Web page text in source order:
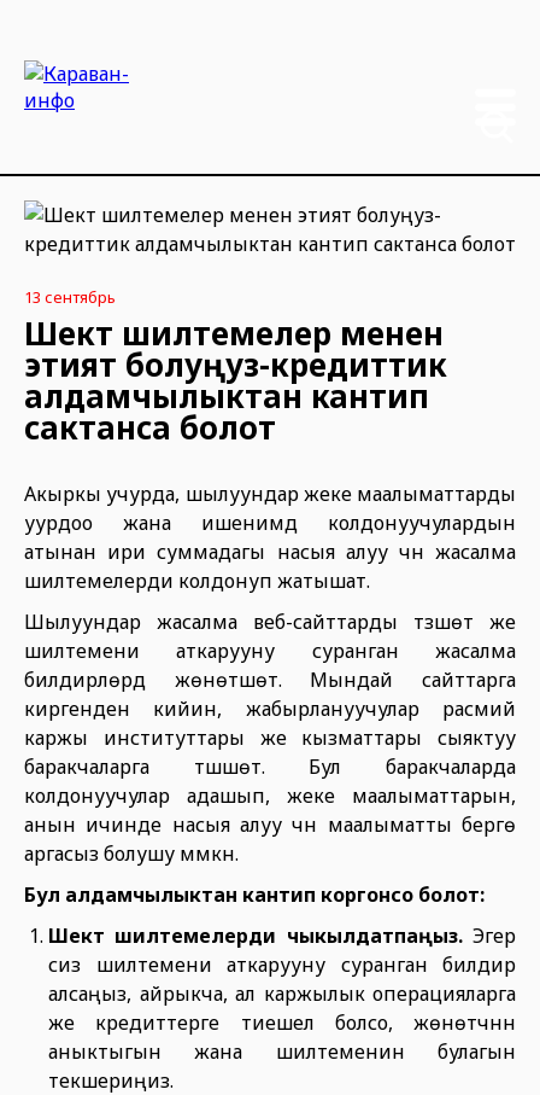
13 сентябрь
Шектүү шилтемелер менен
этият болуңуз-кредиттик
алдамчылыктан кантип
сактанса болот
Акыркы учурда, шылуундар жеке маалыматтарды
уурдоо жана ишенимдүү колдонуучулардын
атынан ири суммадагы насыя алуу үчүн жасалма
шилтемелерди колдонуп жатышат.
Шылуундар жасалма веб-сайттарды түзүшөт же
шилтемени аткарууну суранган жасалма
билдирүүлөрдү жөнөтүшөт. Мындай сайттарга
киргенден кийин, жабырлануучулар расмий
каржы институттары же кызматтары сыяктуу
баракчаларга түшүшөт. Бул баракчаларда
колдонуучулар адашып, жеке маалыматтарын,
анын ичинде насыя алуу үчүн маалыматты берүүгө
аргасыз болушу мүмкүн.
Бул алдамчылыктан кантип коргонсо болот:
Шектүү шилтемелерди чыкылдатпаңыз. Эгер
сиз шилтемени аткарууну суранган билдирүү
алсаңыз, айрыкча, ал каржылык операцияларга
же кредиттерге тиешелүү болсо, жөнөтүүчүнүн
аныктыгын жана шилтеменин булагын
текшериңиз.